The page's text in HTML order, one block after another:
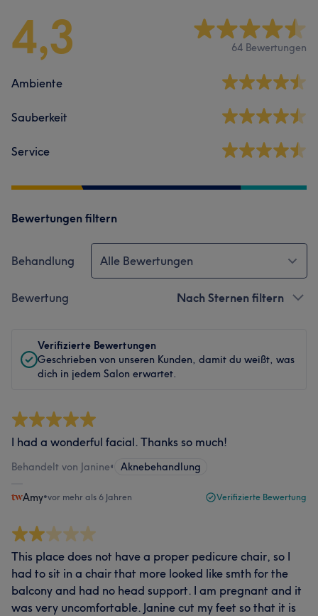
4,3 64 Bewertungen
Ambiente
Sauberkeit
Service
Bewertungen filtern
Behandlung Alle Bewertungen
Bewertung Nach Sternen filtern
Verifizierte Bewertungen
Geschrieben von unseren Kunden, damit du weißt, was
dich in jedem Salon erwartet.
I had a wonderful facial. Thanks so much!
Behandelt von Janine• Aknebehandlung
Amy•vor mehr als 6 Jahren Verifizierte Bewertung
This place does not have a proper pedicure chair, so I
had to sit in a chair that more looked like smth for the
balcony and had no head support. I am pregnant and it
was very uncomfortable. Janine cut my feet so that it is